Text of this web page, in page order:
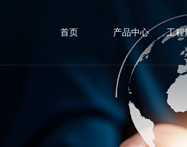
首页 产品中心 工程